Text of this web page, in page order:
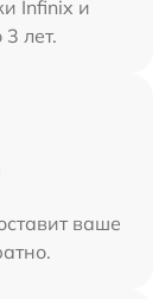
Infinix и
лет.
ваше